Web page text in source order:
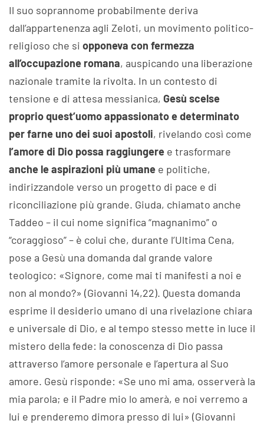
Il suo soprannome probabilmente deriva
dall’appartenenza agli Zeloti, un movimento politico-
religioso che si opponeva con fermezza
all’occupazione romana, auspicando una liberazione
nazionale tramite la rivolta. In un contesto di
tensione e di attesa messianica, Gesù scelse
proprio quest’uomo appassionato e determinato
per farne uno dei suoi apostoli, rivelando così come
l’amore di Dio possa raggiungere e trasformare
anche le aspirazioni più umane e politiche,
indirizzandole verso un progetto di pace e di
riconciliazione più grande. Giuda, chiamato anche
Taddeo – il cui nome significa “magnanimo” o
“coraggioso” – è colui che, durante l’Ultima Cena,
pose a Gesù una domanda dal grande valore
teologico: «Signore, come mai ti manifesti a noi e
non al mondo?» (Giovanni 14,22). Questa domanda
esprime il desiderio umano di una rivelazione chiara
e universale di Dio, e al tempo stesso mette in luce il
mistero della fede: la conoscenza di Dio passa
attraverso l’amore personale e l’apertura al Suo
amore. Gesù risponde: «Se uno mi ama, osserverà la
mia parola; e il Padre mio lo amerà, e noi verremo a
lui e prenderemo dimora presso di lui» (Giovanni